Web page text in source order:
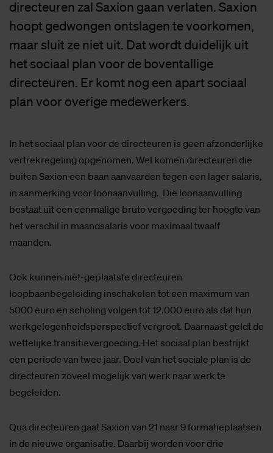
directeuren zal Saxion gaan verlaten. Saxion
hoopt gedwongen ontslagen te voorkomen,
maar sluit ze niet uit. Dat wordt duidelijk uit
het sociaal plan voor de boventallige
directeuren. Er komt nog een apart sociaal
plan voor overige medewerkers.
In het sociaal plan voor de directeuren is geen afzonderlijke
vertrekregeling opgenomen. Wel komen directeuren die
buiten Saxion een baan aanvaarden tegen een lager salaris,
in aanmerking voor loonaanvulling. Die loonaanvulling
bestaat uit een eenmalige bruto vergoeding ter hoogte van
het verschil in maandsalaris voor maximaal twaalf
maanden.
Ook kunnen niet-geplaatste directeuren
loopbaanbegeleiding inschakelen tot een maximum van
5000 euro en scholing volgen tot 12.000 euro als dat hun
werkgelegenheidsperspectief vergroot. Daarnaast geldt de
wettelijke transitievergoeding. Het sociaal plan bestrijkt
een periode van twee jaar. Doel van het sociale plan is de
directeuren zoveel mogelijk van werk naar werk te
begeleiden.
Qua directeuren gaat Saxion van 21 naar 9 formatieplaatsen
in de nieuwe organisatie. Daarbij worden voor drie